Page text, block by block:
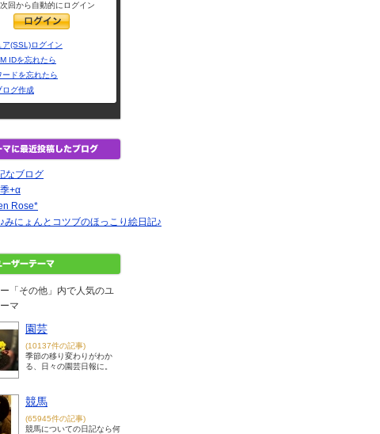
次回から自動的にログイン
ア(SSL)ログイン
IDを忘れたら
ードを忘れたら
ログ作成
なブログ
+α
Rose*
みにょんとコツブのほっこり絵日記♪
「その他」内で人気のユ
マ
園芸
(10137件の記事)
季節の移り変わりがわか
る、日々の園芸日報に。
競馬
(65945件の記事)
競馬についての日記なら何